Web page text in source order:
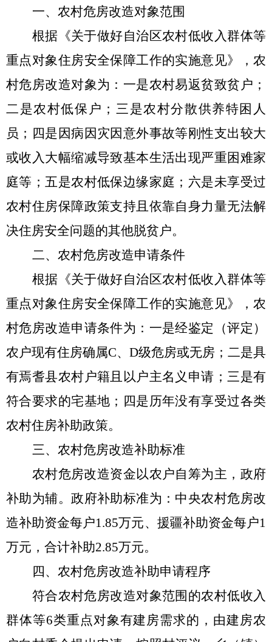
一、农村危房改造对象范围
根据《关于做好自治区农村低收入群体等
重点对象住房安全保障工作的实施意见》，农
村危房改造对象为：一是农村易返贫致贫户；
二是农村低保户；三是农村分散供养特困人
员；四是因病因灾因意外事故等刚性支出较大
或收入大幅缩减导致基本生活出现严重困难家
庭等；五是农村低保边缘家庭；六是未享受过
农村住房保障政策支持且依靠自身力量无法解
决住房安全问题的其他脱贫户。
二、农村危房改造申请条件
根据《关于做好自治区农村低收入群体等
重点对象住房安全保障工作的实施意见》，农
村危房改造申请条件为：一是经鉴定（评定）
农户现有住房确属C、 D级危房或无房；二是具
有焉耆县农村户籍且以户主名义申请；三是有
符合要求的宅基地；四是历年没有享受过各类
农村住房补助政策。
三、农村危房改造补助标准
农村危房改造资金以农户自筹为主，政府
补助为辅。政府补助标准为：中央农村危房改
造补助资金每户1.85万元、援疆补助资金每户1
万元，合计补助2.85万元。
四、农村危房改造补助申请程序
符合农村危房改造对象范围的农村低收入
群体等6类重点对象有建房需求的，由建房农